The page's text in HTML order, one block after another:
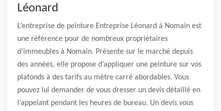
Léonard
L’entreprise de peinture Entreprise Léonard à Nomain est
une référence pour de nombreux propriétaires
d’immeubles à Nomain. Présente sur le marché depuis
des années, elle propose d’appliquer une peinture sur vos
plafonds à des tarifs au mètre carré abordables. Vous
pouvez lui demander de vous dresser un devis détaillé en
l’appelant pendant les heures de bureau. Un devis vous